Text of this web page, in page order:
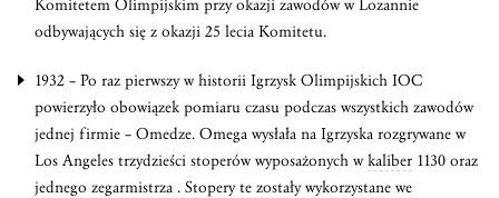
Komitetem Olimpijskim przy okazji zawodów w Lozannie
odbywających się z okazji 25 lecia Komitetu.
1932 – Po raz pierwszy w historii Igrzysk Olimpijskich IOC
powierzyło obowiązek pomiaru czasu podczas wszystkich zawodów
jednej firmie – Omedze. Omega wysłała na Igrzyska rozgrywane w
Los Angeles trzydzieści stoperów wyposażonych wkaliber 1130 oraz
jednego zegarmistrza . Stopery te zostały wykorzystane we